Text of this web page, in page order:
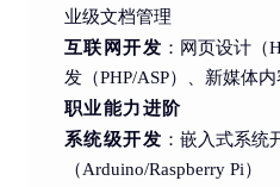
业级文档管理
互联网开发 ：网页设计（
发（PHP/ASP）、新媒体
职业能力进阶
系统级开发 ：嵌入式系统
（Arduino/Raspberry Pi）